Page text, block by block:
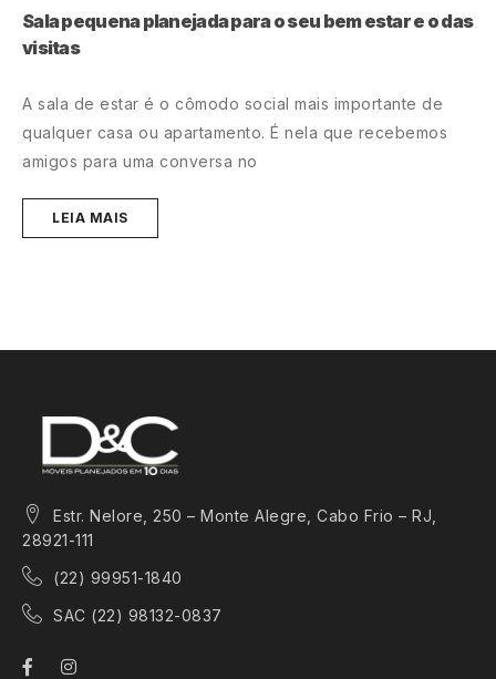
Sala pequena planejada para o seu bem estar e o das
visitas
A sala de estar é o cômodo social mais importante de
qualquer casa ou apartamento. É nela que recebemos
amigos para uma conversa no
LEIA MAIS
Estr. Nelore, 250 – Monte Alegre, Cabo Frio – RJ,
28921-111
(22) 99951-1840
SAC (22) 98132-0837